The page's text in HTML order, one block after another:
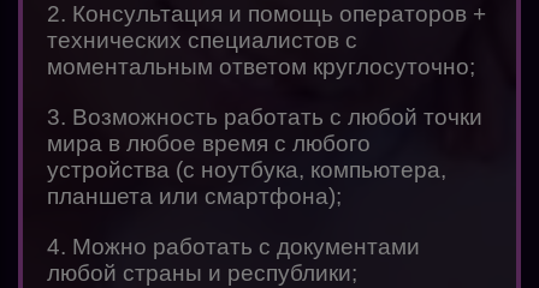
2. Консультация и помощь операторов +
технических специалистов с
моментальным ответом круглосуточно;
3. Возможность работать с любой точки
мира в любое время с любого
устройства (с ноутбука, компьютера,
планшета или смартфона);
4. Можно работать с документами
любой страны и республики;